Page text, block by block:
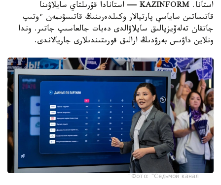
استانا. KAZINFORM — استانادا قۇرىلتاي سايلاۋىنا
قاتىساتىن ساياسي پارتيالار وكىلدەرىنىڭ قاتىسۋىمەن ءوتىپ
جاتقان تەلەۆيزيالىق سايلاۋالدى دەبات جالعاسىپ جاتىر. وندا
ونلاين داۋىس بەرۋدىڭ ارالىق قورىتىندىلارى جاريالاندى.
Фото: "Седьмой канал"